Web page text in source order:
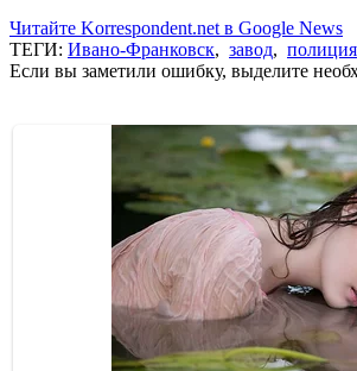
Читайте Korrespondent.net в Google News
ТЕГИ: Ивано-Франковск, завод, полиция
Если вы заметили ошибку, выделите